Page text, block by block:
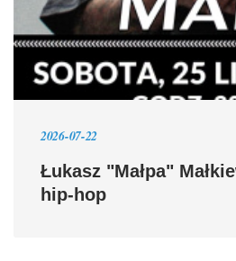
2026-07-22
Łukasz "Małpa"
hip-hop